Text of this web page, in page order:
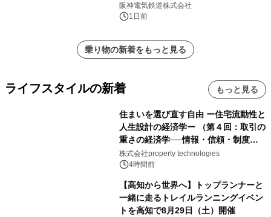
発売決定！
阪神電気鉄道株式会社
1日前
乗り物の新着をもっと見る
ライフスタイルの新着 もっと見る
住まいを選び直す自由 ー住宅流動性と
人生設計の経済学ー （第４回：取引の
重さの経済学──情報・信頼・制度を
PropTechはどう組み替えるか）｜
PropTech-Lab
株式会社property technologies
4時間前
【高知から世界へ】トップランナーと
一緒に走るトレイルランニングイベン
トを高知で8月29日（土）開催